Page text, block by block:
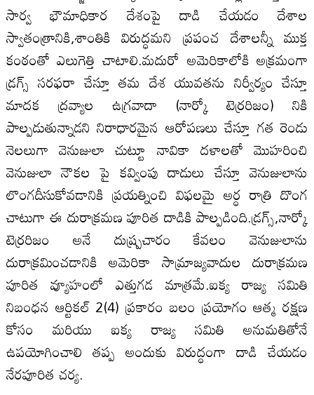
సార్వ భౌమాధికార దేశంపై దాడి చేయడం దేశాల
స్వాతంత్రానికి,శాంతికి విరుద్ధమని ప్రపంచ దేశాలన్నీ ముక్త
కంఠంతో ఎలుగెత్తి చాటాలి.మదురో అమెరికాలోకి అక్రమంగా
డ్రగ్స్ సరఫరా చేస్తూ తమ దేశ యువతను నిర్వీర్యం చేస్తూ
మాదక ద్రవ్యాల ఉగ్రవాదా (నార్కో టెర్రరిజం) నికి
పాల్పడుతున్నాడని నిరాధారమైన ఆరోపణలు చేస్తూ గత రెండు
నెలలుగా వెనుజులా చుట్టూ నావికా దళాలతో మొహరించి
వెనుజులా నౌకల పై కవ్వింపు దాడులు చేస్తూ వెనుజులాను
లొంగదీసుకోవడానికి ప్రయత్నించి విఫలమై అర్ధ రాత్రి దొంగ
చాటుగా ఈ దురాక్రమణ పూరిత దాడికి పాల్పడింది.డ్రగ్స్,నార్కో
టెర్రరిజం అనే దుష్ప్రచారం కేవలం వెనుజులాను
దురాక్రమించడానికి అమెరికా సామ్రాజ్యవాదుల దురాక్రమణ
పూరిత వ్యూహంలో ఎత్తుగడ మాత్రమే.ఐక్య రాజ్య సమితి
నిబంధన ఆర్టికల్ 2(4) ప్రకారం బలం ప్రయోగం ఆత్మ రక్షణ
కోసం మరియు ఐక్య రాజ్య సమితి అనుమతితోనే
ఉపయోగించాలి తప్ప అందుకు విరుద్ధంగా దాడి చేయడం
నేరపూరిత చర్య.